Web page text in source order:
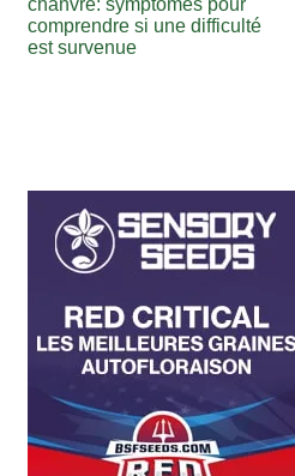
de
l’article
chanvre: symptômes pour
comprendre si une difficulté
est survenue